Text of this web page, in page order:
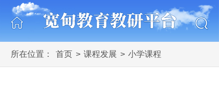
所在位置： 首页 > 课程发展 > 小学课程